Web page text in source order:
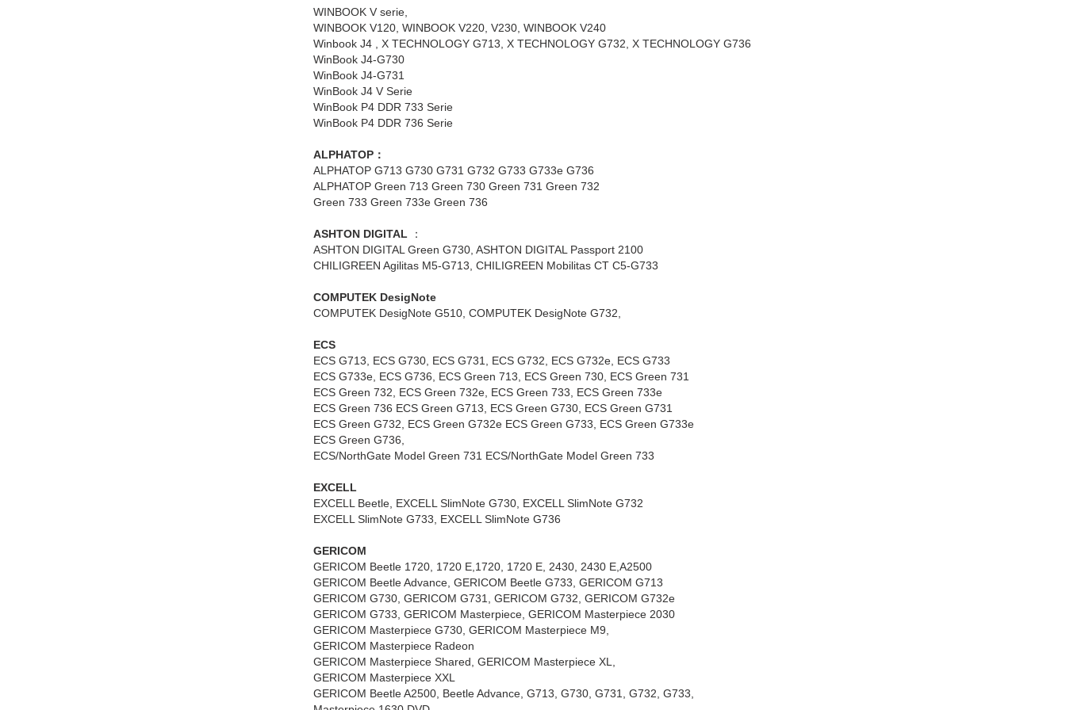
WINBOOK V serie,
WINBOOK V120, WINBOOK V220, V230, WINBOOK V240
Winbook J4 , X TECHNOLOGY G713, X TECHNOLOGY G732, X TECHNOLOGY G736
WinBook J4-G730
WinBook J4-G731
WinBook J4 V Serie
WinBook P4 DDR 733 Serie
WinBook P4 DDR 736 Serie
ALPHATOP：
ALPHATOP G713 G730 G731 G732 G733 G733e G736
ALPHATOP Green 713 Green 730 Green 731 Green 732
Green 733 Green 733e Green 736
ASHTON DIGITAL
：
ASHTON DIGITAL Green G730, ASHTON DIGITAL Passport 2100
CHILIGREEN Agilitas M5-G713, CHILIGREEN Mobilitas CT C5-G733
COMPUTEK DesigNote
COMPUTEK DesigNote G510, COMPUTEK DesigNote G732,
ECS
ECS G713, ECS G730, ECS G731, ECS G732, ECS G732e, ECS G733
ECS G733e, ECS G736, ECS Green 713, ECS Green 730, ECS Green 731
ECS Green 732, ECS Green 732e, ECS Green 733, ECS Green 733e
ECS Green 736 ECS Green G713, ECS Green G730, ECS Green G731
ECS Green G732, ECS Green G732e ECS Green G733, ECS Green G733e
ECS Green G736,
ECS/NorthGate Model Green 731 ECS/NorthGate Model Green 733
EXCELL
EXCELL Beetle, EXCELL SlimNote G730, EXCELL SlimNote G732
EXCELL SlimNote G733, EXCELL SlimNote G736
GERICOM
GERICOM Beetle 1720, 1720 E,1720, 1720 E, 2430, 2430 E,A2500
GERICOM Beetle Advance, GERICOM Beetle G733, GERICOM G713
GERICOM G730, GERICOM G731, GERICOM G732, GERICOM G732e
GERICOM G733, GERICOM Masterpiece, GERICOM Masterpiece 2030
GERICOM Masterpiece G730, GERICOM Masterpiece M9,
GERICOM Masterpiece Radeon
GERICOM Masterpiece Shared, GERICOM Masterpiece XL,
GERICOM Masterpiece XXL
GERICOM Beetle A2500, Beetle Advance, G713, G730, G731, G732, G733,